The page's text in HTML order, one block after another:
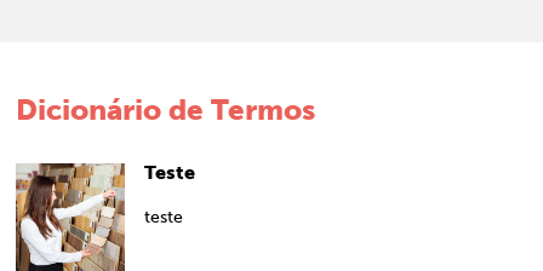
Dicionário de Termos
Teste
teste